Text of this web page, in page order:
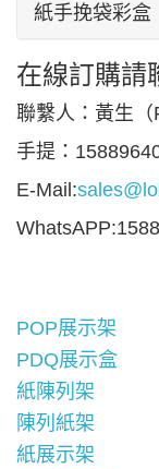
紙手挽袋彩盒
在線訂購請
聯繫人：黃生（
手提：
E-Mail:
POP展示架
PDQ展示盒
紙陳列架
陳列紙架
紙展示架